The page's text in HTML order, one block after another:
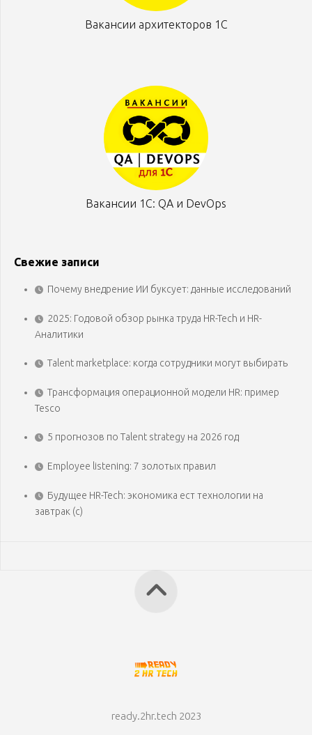
Вакансии архитекторов 1С
Вакансии 1С: QA и DevOps
Свежие записи
Почему внедрение ИИ буксует: данные исследований
2025: Годовой обзор рынка труда HR-Tech и HR-
Аналитики
Talent marketplace: когда сотрудники могут выбирать
Трансформация операционной модели HR: пример
Tesco
5 прогнозов по Talent strategy на 2026 год
Employee listening: 7 золотых правил
Будущее HR-Tech: экономика ест технологии на
завтрак (с)
ready.2hr.tech 2023